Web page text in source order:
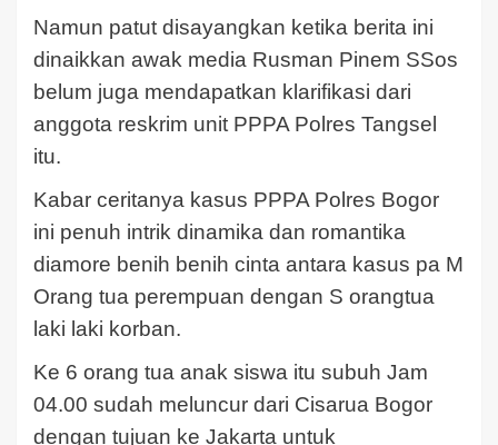
Namun patut disayangkan ketika berita ini
dinaikkan awak media Rusman Pinem SSos
belum juga mendapatkan klarifikasi dari
anggota reskrim unit PPPA Polres Tangsel
itu.
Kabar ceritanya kasus PPPA Polres Bogor
ini penuh intrik dinamika dan romantika
diamore benih benih cinta antara kasus pa M
Orang tua perempuan dengan S orangtua
laki laki korban.
Ke 6 orang tua anak siswa itu subuh Jam
04.00 sudah meluncur dari Cisarua Bogor
dengan tujuan ke Jakarta untuk